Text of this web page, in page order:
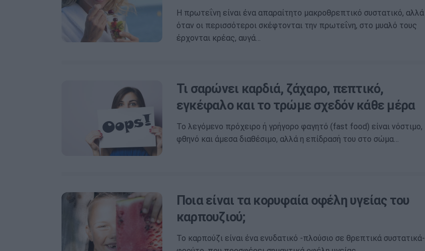
Η πρωτεΐνη είναι ένα απαραίτητο μακροθρεπτικό συστατικό, αλλά
όταν οι περισσότεροι σκέφτονται την πρωτεΐνη, στο μυαλό τους
έρχονται κρέας, αυγά…
Τι σαρώνει καρδιά, ζάχαρο, πεπτικό,
εγκέφαλο και το τρώμε σχεδόν κάθε μέρα
Το λεγόμενο πρόχειρο ή γρήγορο φαγητό (fast food) είναι νόστιμο,
φθηνό και άμεσα διαθέσιμο, αλλά η επίδρασή του στο σώμα…
Ποια είναι τα κορυφαία οφέλη υγείας του
καρπουζιού;
Το καρπούζι είναι ένα ενυδατικό -πλούσιο σε θρεπτικά συστατικά-